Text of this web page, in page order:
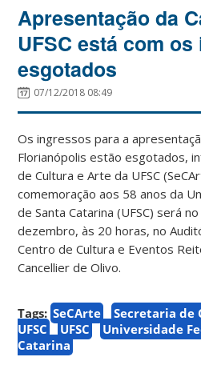
Apresentação da
UFSC está com
esgotados
07/12/2018 08:49
Os ingressos para a
Florianópolis estão esgotados,
de Cultura e Arte da UFSC
comemoração aos 58 anos da
de Santa Catarina (UFSC) será
dezembro, às 20 horas, no
Centro de Cultura e Eventos
Cancellier de Olivo.
Tags: SeCArte
Secretaria de
UFSC
UFSC
Universidade
Catarina